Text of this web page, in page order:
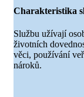
Charakteristika
Službu užívají
životních
věci, používání
nároků.